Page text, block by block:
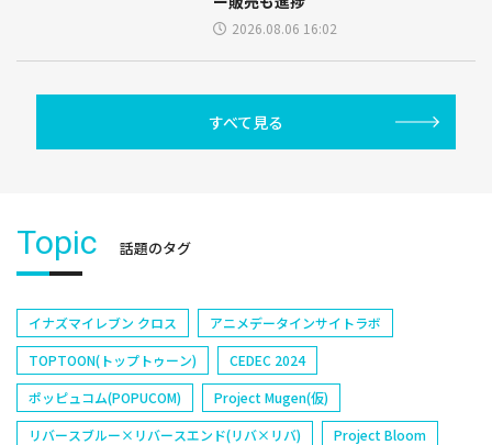
2026.08.06 16:02
すべて見る
Topic 話題のタグ
イナズマイレブン クロス
アニメデータインサイトラボ
TOPTOON(トップトゥーン)
CEDEC 2024
ポッピュコム(POPUCOM)
Project Mugen(仮)
リバースブルー×リバースエンド(リバ×リバ)
Project Bloom